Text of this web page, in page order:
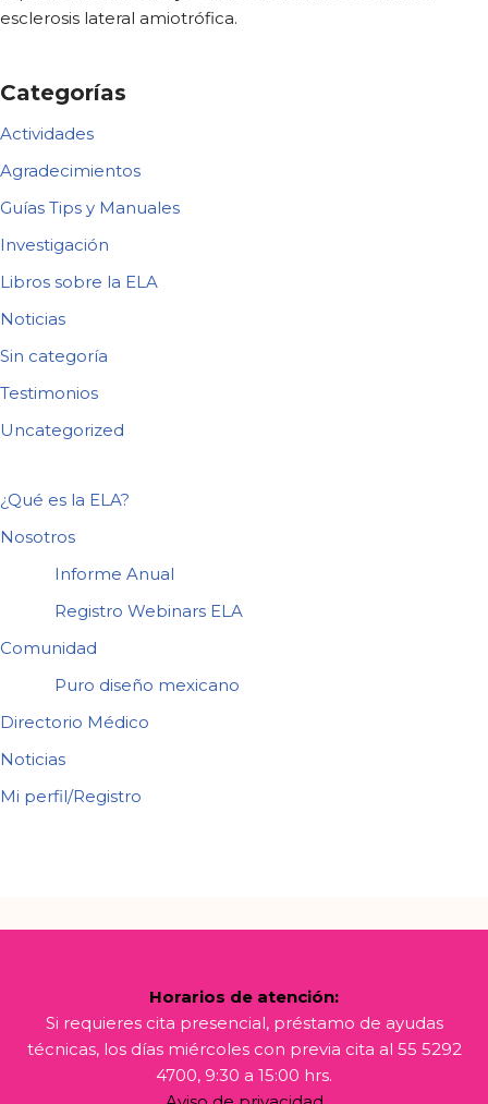
esclerosis lateral amiotrófica.
Categorías
Actividades
Agradecimientos
Guías Tips y Manuales
Investigación
Libros sobre la ELA
Noticias
Sin categoría
Testimonios
Uncategorized
¿Qué es la ELA?
Nosotros
Informe Anual
Registro Webinars ELA
Comunidad
Puro diseño mexicano
Directorio Médico
Noticias
Mi perfil/Registro
Horarios de atención:
Si requieres cita presencial, préstamo de ayudas
técnicas, los días miércoles con previa cita al 55 5292
4700, 9:30 a 15:00 hrs.